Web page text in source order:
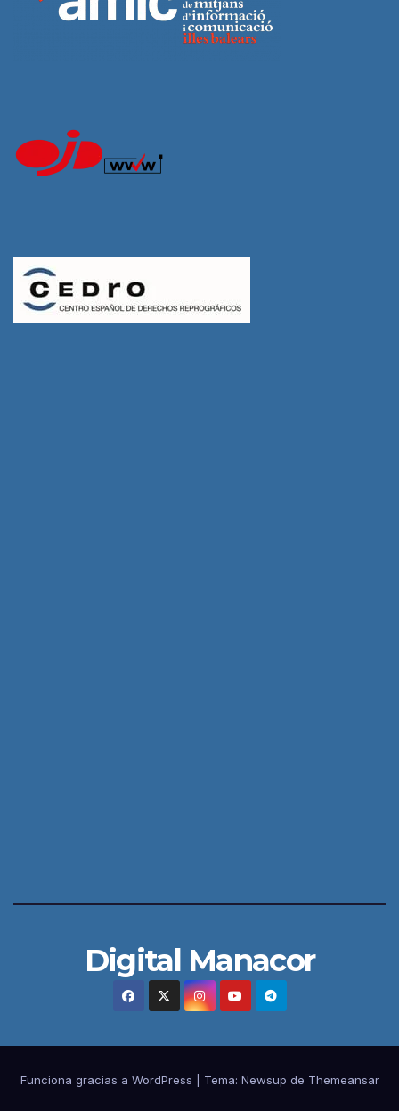
Digital Manacor
Funciona gracias a WordPress Tema: Newsup de Themeansar